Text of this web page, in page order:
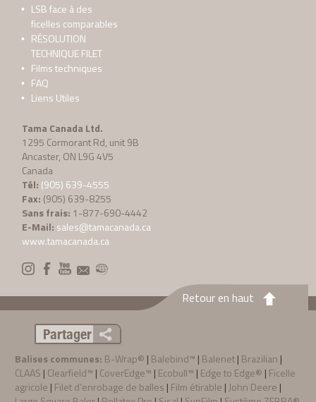
LSB face à des
ficelles comparables
RÉSOLUTION
TECHNIQUE FILET
Films techniques
FAQ
Liens Utiles
Tama Canada Ltd.
1295 Cormorant Rd, unit 9B
Ancaster, ON L9G 4V5
Canada
Tél: (905) 639-4555
Fax: (905) 639-8255
Sans frais: 1-877-690-4442
E-Mail: sales@tamacanada.ca
www.tamacanada.ca
Retour en haut
Partager
Balises communes: B-Wrap® | Balebind™ | Balenet| Brazilian |
CLAAS | Clearfield™ | CoverEdge™ | Ecobull™ | Edge to Edge® | Ficelle
agricole | Filet d’enrobage de balles | Film étirable | John Deere |